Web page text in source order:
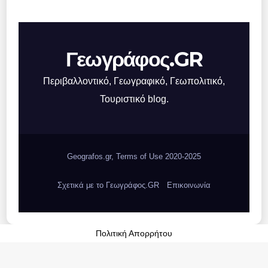
Γεωγράφος.GR
Περιβαλλοντικό, Γεωγραφικό, Γεωπολιτικό,
Τουριστικό blog.
Geografos.gr, Terms of Use 2020-2025
Σχετικά με το Γεωγράφος.GR Επικοινωνία
Πολιτική Απορρήτου